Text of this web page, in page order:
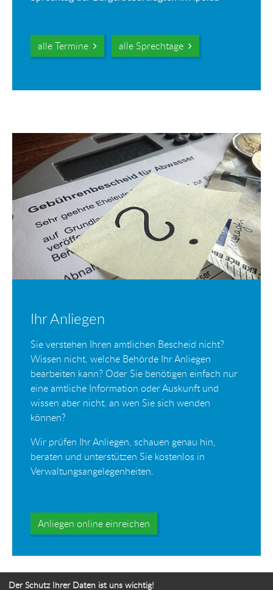
alle Termine alle Sprechtage
Ihr Anliegen
Sie verstehen Ihren amtlichen Bescheid nicht?
Wissen nicht, welche Behörde Ihr Anliegen
bearbeiten kann? Oder Sie benötigen einfach nur
eine amtliche Information oder Auskunft und
wissen aber nicht, an wen Sie sich wenden
können?
Wir prüfen Ihr Anliegen, schauen genau hin,
beraten und unterstützen Sie kostenlos in
Verwaltungsangelegenheiten.
Anliegen online einreichen
Der Schutz Ihrer Daten ist uns wichtig!